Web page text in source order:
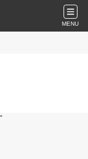
MENU